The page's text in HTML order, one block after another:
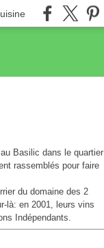
Basilic dans le quartier
rassemblés pour faire
du domaine des 2
là: en 2001, leurs vins
Indépendants.